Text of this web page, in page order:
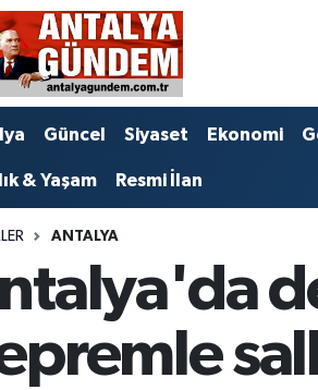
Güncel Siyaset Ekonomi
& Yaşam Resmi İlan
ANTALYA
Eczaneler
Durumu
Vakitleri
Durumu ve Fikstür